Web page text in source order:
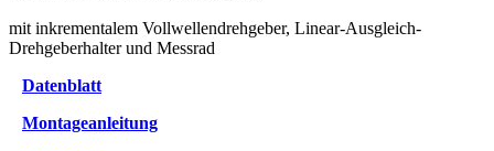
mit inkrementalem Vollwellendrehgeber, Linear-Ausgleich-
Drehgeberhalter und Messrad
Datenblatt
Montageanleitung